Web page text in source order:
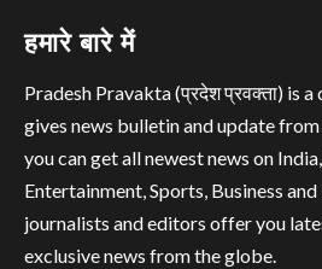
हमारे बारे में
Pradesh Pravakta (प्रदेश प्रवक्ता) is
gives news bulletin and update
you can get all newest news on
Entertainment, Sports, Business
journalists and editors offer you
exclusive news from the globe.